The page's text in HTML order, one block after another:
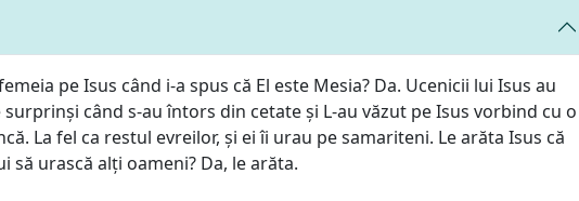
pe Isus când i-a spus că El este Mesia? Da. Ucenicii lui Isus au
când s-au întors din cetate și L-au văzut pe Isus vorbind cu o
La fel ca restul evreilor, și ei îi urau pe samariteni. Le arăta Isus că
să urască alți oameni? Da, le arăta.